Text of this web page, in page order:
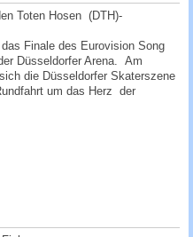
Toten Hosen (DTH)-
Finale des Eurovision Song
Düsseldorfer Arena. Am
die Düsseldorfer Skaterszene
um das Herz der